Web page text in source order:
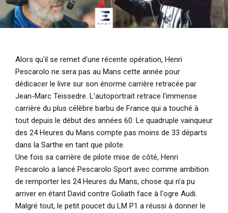
Alors qu'il se remet d'une récente opération, Henri
Pescarolo ne sera pas au Mans cette année pour
dédicacer le livre sur son énorme carrière retracée par
Jean-Marc Teissedre. L'autoportrait retrace l'immense
carrière du plus célèbre barbu de France qui a touché à
tout depuis le début des années 60. Le quadruple vainqueur
des 24 Heures du Mans compte pas moins de 33 départs
dans la Sarthe en tant que pilote.
Une fois sa carrière de pilote mise de côté, Henri
Pescarolo a lancé Pescarolo Sport avec comme ambition
de remporter les 24 Heures du Mans, chose qui n'a pu
arriver en étant David contre Goliath face à l'ogre Audi.
Malgré tout, le petit poucet du LM P1 a réussi à donner le